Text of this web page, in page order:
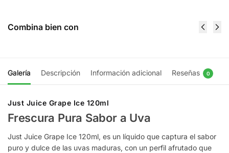
Combina bien con
Galería Descripción Información adicional Reseñas 0
Just Juice Grape Ice 120ml
Frescura Pura Sabor a Uva
Just Juice Grape Ice 120ml, es un líquido que captura el sabor
puro y dulce de las uvas maduras, con un perfil afrutado que